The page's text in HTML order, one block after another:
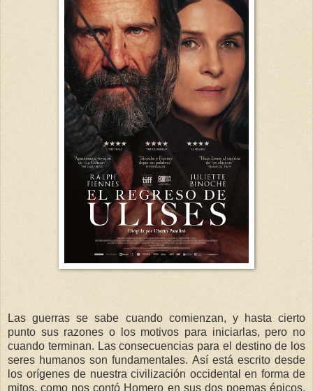
Las guerras se sabe cuando comienzan, y hasta cierto
punto sus razones o los motivos para iniciarlas, pero no
cuando terminan. Las consecuencias para el destino de los
seres humanos son fundamentales. Así está escrito desde
los orígenes de nuestra civilización occidental en forma de
mitos, como nos contó Homero en sus dos poemas épicos,